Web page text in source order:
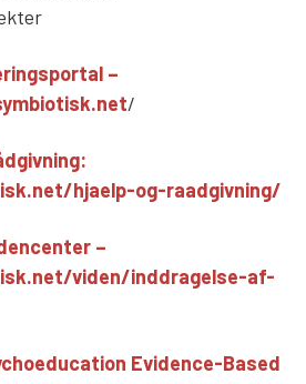
–
/
hjaelp-og-raadgivning/
–
viden/inddragelse-af-
Evidence-Based